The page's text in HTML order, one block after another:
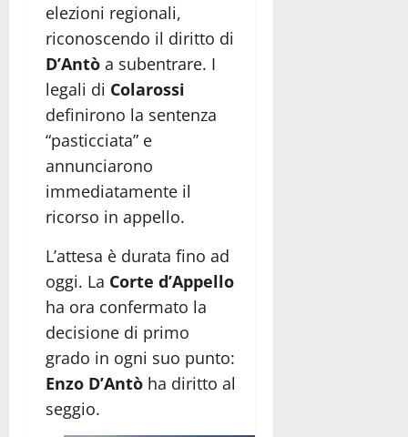
elezioni regionali,
riconoscendo il diritto di
D’Antò a subentrare. I
legali di Colarossi
definirono la sentenza
“pasticciata” e
annunciarono
immediatamente il
ricorso in appello.
L’attesa è durata fino ad
oggi. La Corte d’Appello
ha ora confermato la
decisione di primo
grado in ogni suo punto:
Enzo D’Antò ha diritto al
seggio.